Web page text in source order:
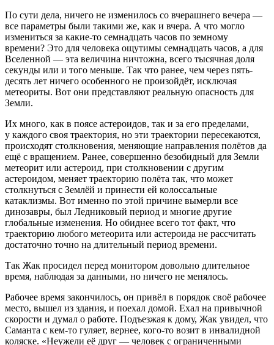
По сути дела, ничего не изменилось со вчерашнего вечера —
все параметры были такими же, как и вчера. А что могло
измениться за какие-то семнадцать часов по земному
времени? Это для человека ощутимы семнадцать часов, а для
Вселенной — эта величина ничтожна, всего тысячная доля
секунды или и того меньше. Так что ранее, чем через пять-
десять лет ничего особенного не произойдёт, исключая
метеориты. Вот они представляют реальную опасность для
Земли.
Их много, как в поясе астероидов, так и за его пределами,
у каждого своя траектория, но эти траектории пересекаются,
происходят столкновения, меняющие направления полётов да
ещё с вращением. Ранее, совершенно безобидный для Земли
метеорит или астероид, при столкновении с другим
астероидом, меняет траекторию полёта так, что может
столкнуться с Землёй и принести ей колоссальные
катаклизмы. Вот именно по этой причине вымерли все
динозавры, был Ледниковый период и многие другие
глобальные изменения. Но обиднее всего тот факт, что
траекторию любого метеорита или астероида не рассчитать
достаточно точно на длительный период времени.
Так Жак просидел перед монитором довольно длительное
время, наблюдая за данными, но ничего не менялось.
Рабочее время закончилось, он привёл в порядок своё рабочее
место, вышел из здания, и поехал домой. Ехал на привычной
скорости и думал о работе. Подъезжая к дому, Жак увидел, что
Саманта с кем-то гуляет, вернее, кого-то возит в инвалидной
коляске. «Неужели её друг — человек с ограниченными